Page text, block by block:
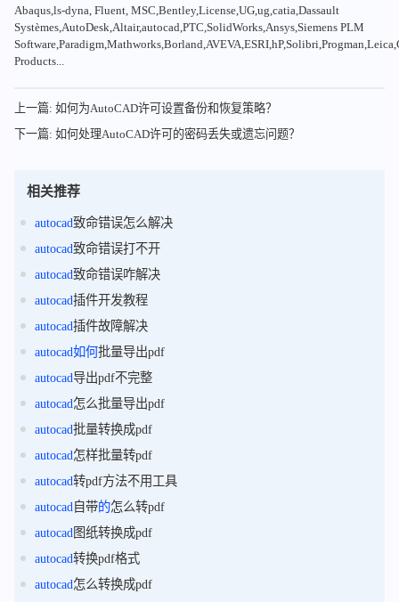
Abaqus,ls-dyna, Fluent, MSC,Bentley,License,UG,ug,catia,Dassault
Systèmes,AutoDesk,Altair,autocad,PTC,SolidWorks,Ansys,Siemens PLM
Products...
上一篇: 如何为AutoCAD许可设置备份和恢复策略？
下一篇: 如何处理AutoCAD许可的密码丢失或遗忘问题？
相关推荐
autocad致命错误怎么解决
autocad致命错误打不开
autocad致命错误咋解决
autocad插件开发教程
autocad插件故障解决
autocad如何批量导出pdf
autocad导出pdf不完整
autocad怎么批量导出pdf
autocad批量转换成pdf
autocad怎样批量转pdf
autocad转pdf方法不用工具
autocad自带的怎么转pdf
autocad图纸转换成pdf
autocad转换pdf格式
autocad怎么转换成pdf